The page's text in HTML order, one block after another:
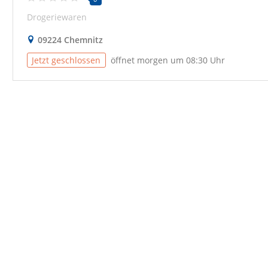
Drogeriewaren
09224 Chemnitz
Jetzt geschlossen
öffnet morgen um 08:30 Uhr